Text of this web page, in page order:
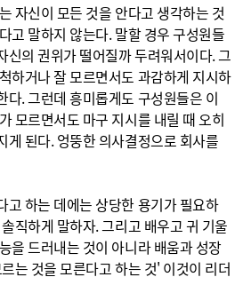
자신이 모든 것을 안다고 생각하는 것
고 말하지 않는다. 말할 경우 구성원들
신의 권위가 떨어질까 두려워서이다. 그
하거나 잘 모르면서도 과감하게 지시하
다. 그런데 흥미롭게도 구성원들은 이
모르면서도 마구 지시를 내릴 때 오히
게 된다. 엉뚱한 의사결정으로 회사를
고 하는 데에는 상당한 용기가 필요하
직하게 말하자. 그리고 배우고 귀 기울
을 드러내는 것이 아니라 배움과 성장
는 것을 모른다고 하는 것' 이것이 리더